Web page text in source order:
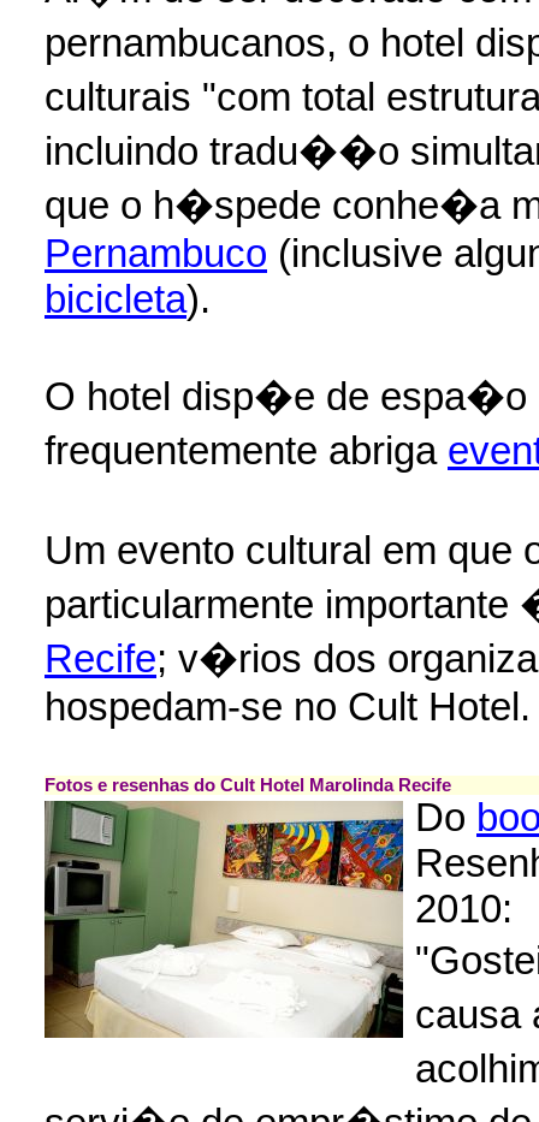
pernambucanos, o hotel
culturais "com total
incluindo tradu��o
que o h�spede conhe�a
Pernambuco (inclusive
bicicleta).
O hotel disp�e de
frequentemente abriga
Um evento cultural em
particularmente
Recife; v�rios dos
hospedam-se no Cult Hotel.
Fotos e resenhas do Cult Hotel Marolinda Recife
Do
2010: